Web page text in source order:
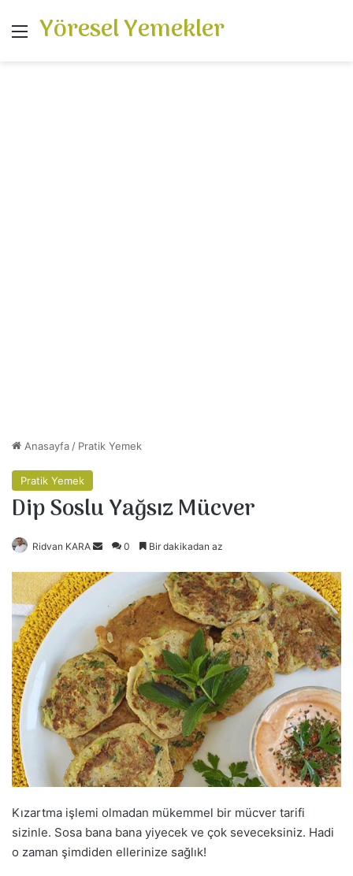
Menü
Yöresel Yemekler
Anasayfa / Pratik Yemek
Pratik Yemek
Dip Soslu Yağsız Mücver
Ridvan KARA
-
p
o
s
t
a
g
ö
n
e
r
m
0 Bir dakikadan az
Kızartma işlemi olmadan mükemmel bir mücver tarifi
sizinle. Sosa bana bana yiyecek ve çok seveceksiniz. Hadi
o zaman şimdiden ellerinize sağlık!